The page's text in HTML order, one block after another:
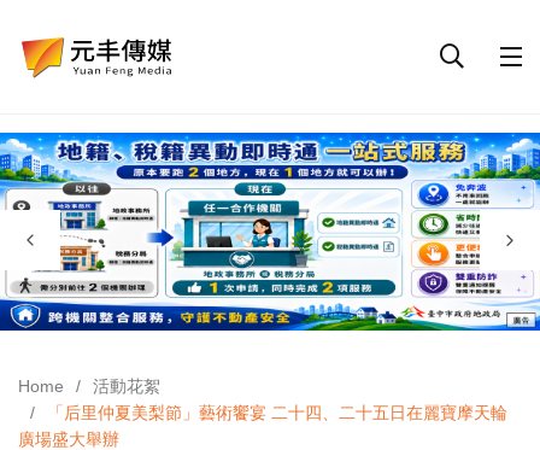
Home
活動花絮
「后里仲夏美梨節」藝術饗宴 二十四、二十五日在麗寶摩天輪
廣場盛大舉辦